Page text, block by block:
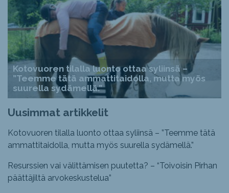
Kotovuoren tilalla luonto ottaa syliinsä –
”Teemme tätä ammattitaidolla, mutta myös
suurella sydämellä.”
Uusimmat artikkelit
Kotovuoren tilalla luonto ottaa syliinsä – ”Teemme tätä
ammattitaidolla, mutta myös suurella sydämellä.”
Resurssien vai välittämisen puutetta? – “Toivoisin Pirhan
päättäjiltä arvokeskustelua”